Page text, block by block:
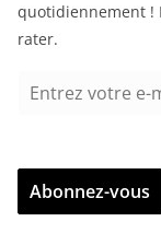
quotidiennement !
rater.
r
z
Abonnez-vous